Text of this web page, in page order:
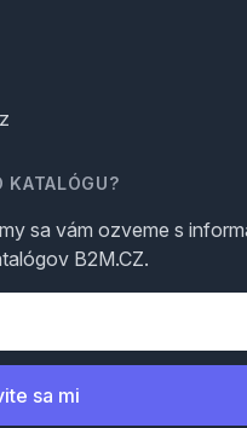
KATALÓGU?
sa vám ozveme s
B2M.CZ.
sa mi